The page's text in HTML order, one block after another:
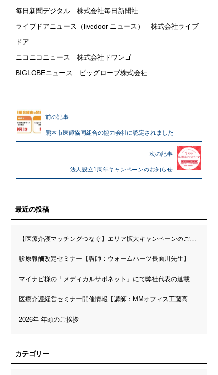
毎日新聞デジタル 株式会社毎日新聞社
ライブドアニュース（livedoor ニュース） 株式会社ライブ
ドア
ニコニコニュース 株式会社ドワンゴ
BIGLOBEニュース ビッグローブ株式会社
前の記事
熊本市医師協同組合の協力会社に認定されました
次の記事
法人設立1周年キャンペーンのお知らせ
最近の投稿
診療報酬改定セミナー【講師：ウォームハーツ長面川先生】
医療介護経営セミナー開催情報【講師：MMオフィス工藤高先生】
2026年 年頭のご挨拶
カテゴリー